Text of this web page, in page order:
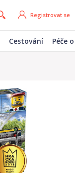
Registrovat se
Cestování Péče